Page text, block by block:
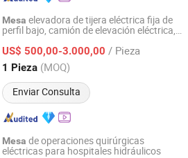
Mesa elevadora de tijera eléctrica fija de
perfil bajo, camión de elevación eléctrica,
estacionaria,mesade elevación manual
US$ 500,00-3.000,00 / Pieza
1 Pieza (MOQ)
Enviar Consulta
Electrical Co., Ltd.
Desde 2026
Mesa de operaciones quirúrgicas
eléctricas para hospitales hidráulicos